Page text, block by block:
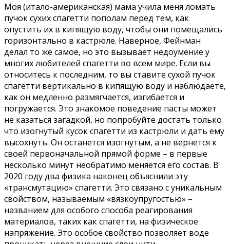
Моя (итало-американская) мама учила меня ломать
пучок сухих спагетти пополам перед тем, как
опустить их в кипящую воду, чтобы они помещались
горизонтально в кастрюле. Наверное, Фейнман
делал то же самое, но это вызывает недоумение у
многих любителей спагетти во всем мире. Если вы
относитесь к последним, то вы ставите сухой пучок
спагетти вертикально в кипящую воду и наблюдаете,
как он медленно размягчается, изгибается и
погружается. Это знакомое поведение пасты может
не казаться загадкой, но попробуйте достать только
что изогнутый кусок спагетти из кастрюли и дать ему
высохнуть. Он останется изогнутым, а не вернется к
своей первоначальной прямой форме – в первые
несколько минут необратимо меняется его состав. В
2020 году два физика наконец объяснили эту
«трансмутацию» спагетти. Это связано с уникальным
свойством, называемым «вязкоупругостью» –
названием для особого способа реагирования
материалов, таких как спагетти, на физическое
напряжение. Это особое свойство позволяет воде